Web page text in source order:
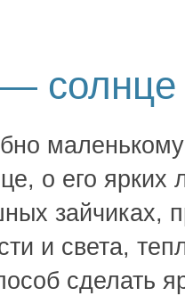
солнце
о его ярких
зайчиках,
и света,
сделать